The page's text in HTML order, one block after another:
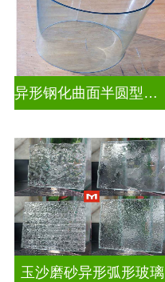
异形钢化曲面半圆型热弯玻璃
玉沙磨砂异形弧形玻璃